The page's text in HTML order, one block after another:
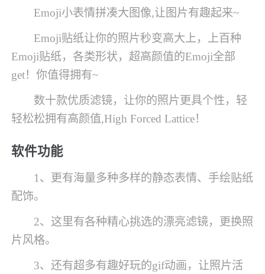
Emoji小表情拼凑大图像,让图片有趣起来~
Emoji贴纸让你的照片秒变高大上，上百种
Emoji贴纸，各类形状，超高颜值的Emoji全部
get！你值得拥有~
数十款优质滤镜，让你的照片更具个性，轻
轻松松拥有高颜值,High Forced Lattice！
软件功能
1、更有海量多种多样的静态表情、手绘贴纸
配饰。
2、这里有各种精心挑选的漂亮滤镜，更换照
片风格。
3、还有超多有趣好玩的gif动画，让照片活